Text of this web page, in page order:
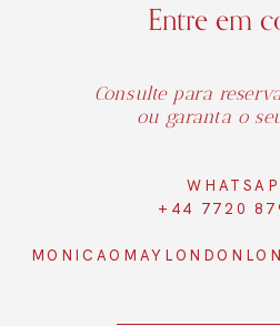
Entre em
Consulte para
ou garanta o
+44 7720